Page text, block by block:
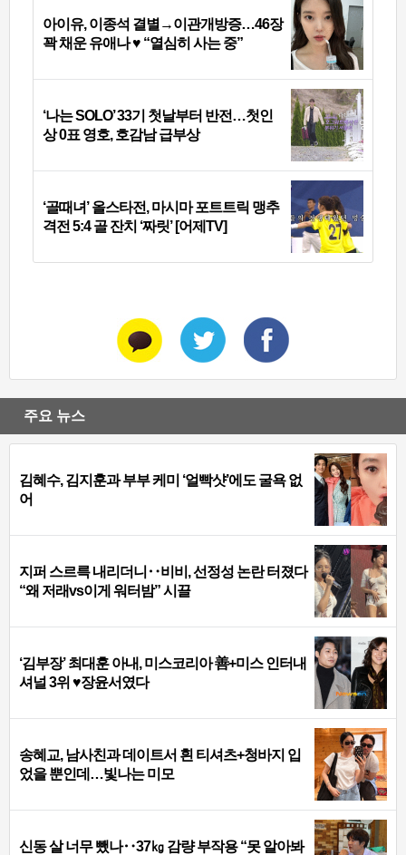
아이유, 이종석 결별→이관개방증…46장
꽉 채운 유애나 ♥ “열심히 사는 중”
‘나는 SOLO’ 33기 첫날부터 반전…첫인
상 0표 영호, 호감남 급부상
‘골때녀’ 올스타전, 마시마 포트트릭 맹추
격전 5:4 골 잔치 ‘짜릿’ [어제TV]
주요 뉴스
김혜수, 김지훈과 부부 케미 ‘얼빡샷’에도 굴욕 없
어
지퍼 스르륵 내리더니‥비비, 선정성 논란 터졌다
“왜 저래vs이게 워터밤” 시끌
‘김부장’ 최대훈 아내, 미스코리아 善+미스 인터내
셔널 3위 ♥장윤서였다
송혜교, 남사친과 데이트서 흰 티셔츠+청바지 입
었을 뿐인데…빛나는 미모
신동 살 너무 뺐나‥37㎏ 감량 부작용 “못 알아봐